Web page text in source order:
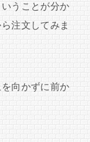
うことが分か
注文してみま
向かずに前か